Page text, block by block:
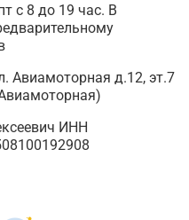
с 8 до 19 час. В
Авиамоторная д.12, эт.7
ИНН